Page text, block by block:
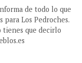
de todo lo que
para Los Pedroches.
tienes que decirlo